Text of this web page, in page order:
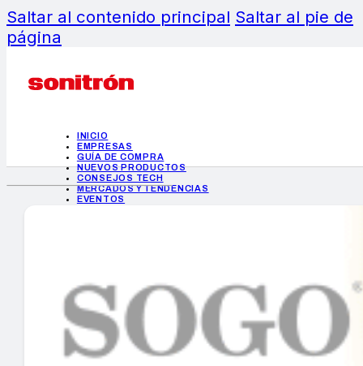
Saltar al contenido principal Saltar al pie de
página
INICIO
EMPRESAS
GUÍA DE COMPRA
NUEVOS PRODUCTOS
CONSEJOS TECH
MERCADOS Y TENDENCIAS
EVENTOS
INICIO
EMPRESAS